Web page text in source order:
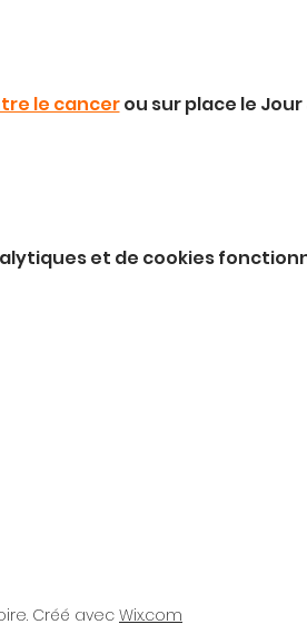
le cancer ou sur place le Jour
et de cookies
Créé avec Wix.com